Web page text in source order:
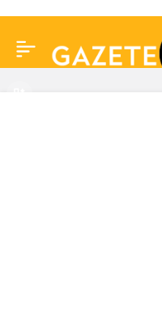
kardeşi de cinsiyet